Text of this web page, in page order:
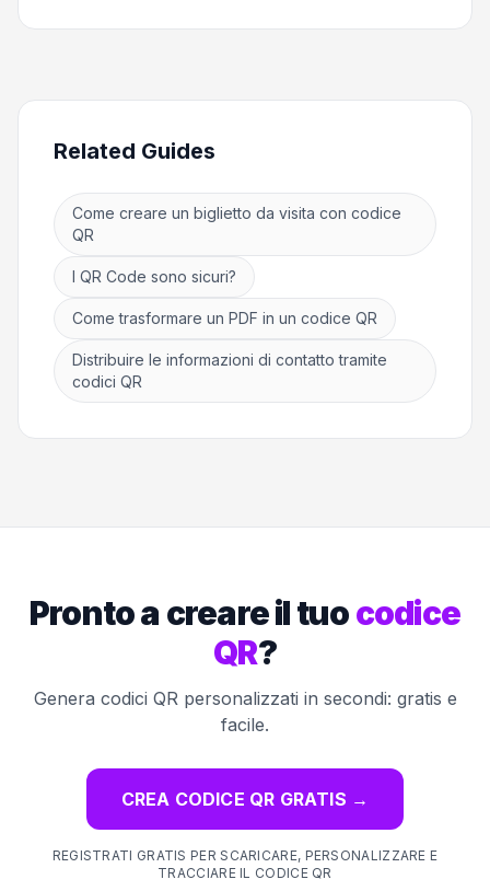
Related Guides
Come creare un biglietto da visita con codice
QR
I QR Code sono sicuri?
Come trasformare un PDF in un codice QR
Distribuire le informazioni di contatto tramite
codici QR
Pronto a creare il tuocodice
QR?
Genera codici QR personalizzati in secondi: gratis e
facile.
CREA CODICE QR GRATIS →
REGISTRATI GRATIS PER SCARICARE, PERSONALIZZARE E
TRACCIARE IL CODICE QR